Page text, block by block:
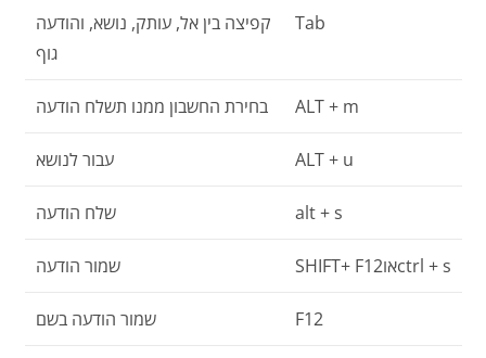
Tab
קפיצה בין אל, עותק, נושא, והודעה
גוף
ALT + m בחירת החשבון ממנו תשלח הודעה
ALT + u עבור לנושא
alt + s שלח הודעה
ctrl + sאוSHIFT+ F12 שמור הודעה
F12 שמור הודעה בשם